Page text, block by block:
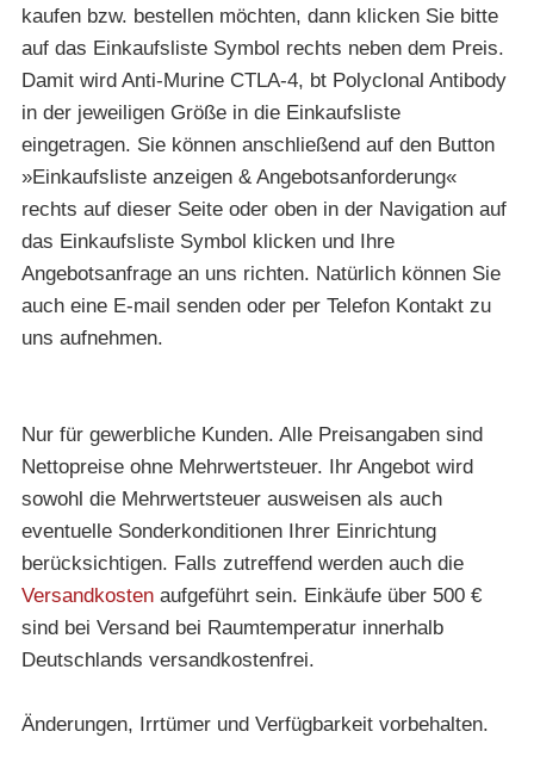
kaufen bzw. bestellen möchten, dann klicken Sie bitte
auf das Einkaufsliste Symbol rechts neben dem Preis.
Damit wird Anti-Murine CTLA-4, bt Polyclonal Antibody
in der jeweiligen Größe in die Einkaufsliste
eingetragen. Sie können anschließend auf den Button
»Einkaufsliste anzeigen & Angebotsanforderung«
rechts auf dieser Seite oder oben in der Navigation auf
das Einkaufsliste Symbol klicken und Ihre
Angebotsanfrage an uns richten. Natürlich können Sie
auch eine E-mail senden oder per Telefon Kontakt zu
uns aufnehmen.
Nur für gewerbliche Kunden. Alle Preisangaben sind
Nettopreise ohne Mehrwertsteuer. Ihr Angebot wird
sowohl die Mehrwertsteuer ausweisen als auch
eventuelle Sonderkonditionen Ihrer Einrichtung
berücksichtigen. Falls zutreffend werden auch die
Versandkostenaufgeführt sein. Einkäufe über 500 €
sind bei Versand bei Raumtemperatur innerhalb
Deutschlands versandkostenfrei.
Änderungen, Irrtümer und Verfügbarkeit vorbehalten.